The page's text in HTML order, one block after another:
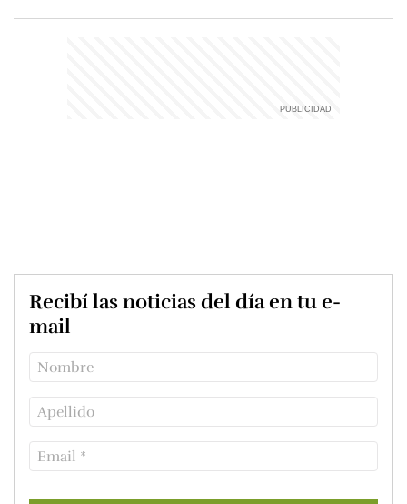
Recibí las noticias del día en tu e-
mail